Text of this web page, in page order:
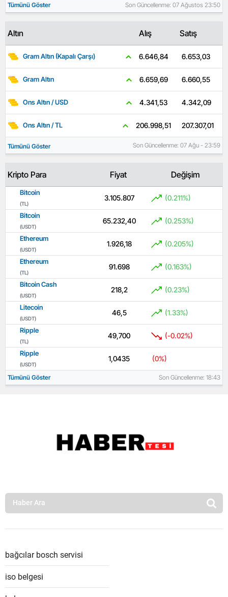
Tümünü Göster Son Güncellenme: 07 Ağustos 23:50
Altın Alış Satış
Gram Altın (Kapalı Çarşı) 6.646,84 6.653,03
Gram Altın 6.659,69 6.660,55
Ons Altın / USD 4.341,53 4.342,09
Ons Altın / TL 206.998,51 207.307,01
Tümünü Göster Son Güncellenme: 07 Ağu - 23:59
Kripto Para Fiyat Değişim
Bitcoin
(TL)
3.105.807 (0.211%)
Bitcoin
(USDT)
65.232,40 (0.253%)
Ethereum
(USDT)
1.926,18 (0.205%)
Ethereum
(TL)
91.698 (0.163%)
Bitcoin Cash
(USDT)
218,2 (0.23%)
Litecoin
(USDT)
46,5 (1.33%)
Ripple
(TL)
49,700 (-0.02%)
Ripple
(USDT)
1,0435 (0%)
Tümünü Göster Son Güncellenme: 18:43
bağcılar bosch servisi
iso belgesi